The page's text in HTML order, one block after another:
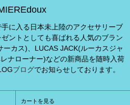
に入る日本未上陸のアクセサリーブ
ントとしても喜ばれる人気のブラン
ーカス)、LUCAS JACK(ルーカスジャ
ナローナー)などの新商品を随時入荷
ブログでお知らせしております。
カートを見る